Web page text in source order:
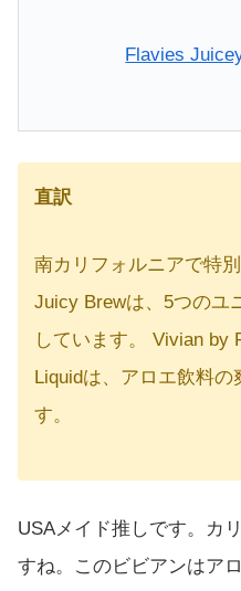
Flavies
直訳
南カリフォルニアで特
Juicy Brewは、5つのユ
しています。 Vivian by
Liquidは、アロエ飲料
す。
USAメイド推しです。カ
すね。このビビアンはア